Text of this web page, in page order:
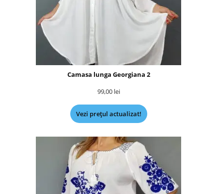
Camasa lunga Georgiana 2
99,00 lei
Vezi prețul actualizat!